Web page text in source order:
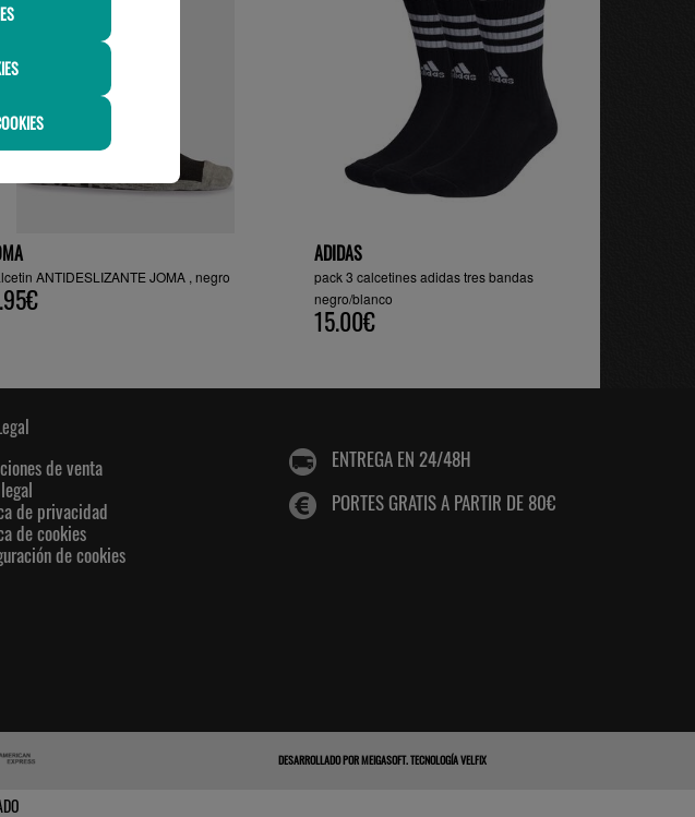
ANTIDESLIZANTE JOMA , negro
ADIDAS
pack 3 calcetines adidas tres bandas
negro/blanco
15.00€
de venta
de privacidad
de cookies
de cookies
ENTREGA EN 24/48H
PORTES GRATIS A PARTIR DE 80€
DESARROLLADO PORMEIGASOFT.TECNOLOGÍA VELFIX